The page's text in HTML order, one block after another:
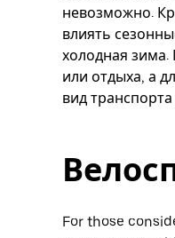
невозможно.
влиять
холодная зима.
или отдыха, а
вид
For those